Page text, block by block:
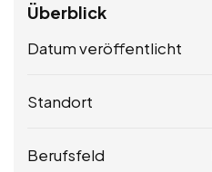
Überblick
Datum veröffentlicht
Standort
Berufsfeld